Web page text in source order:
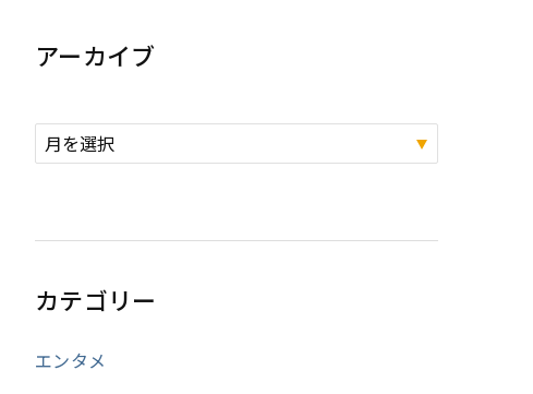
アーカイブ
カテゴリー
エンタメ